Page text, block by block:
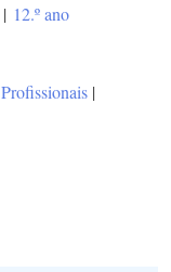
| 12.º ano
Profissionais |